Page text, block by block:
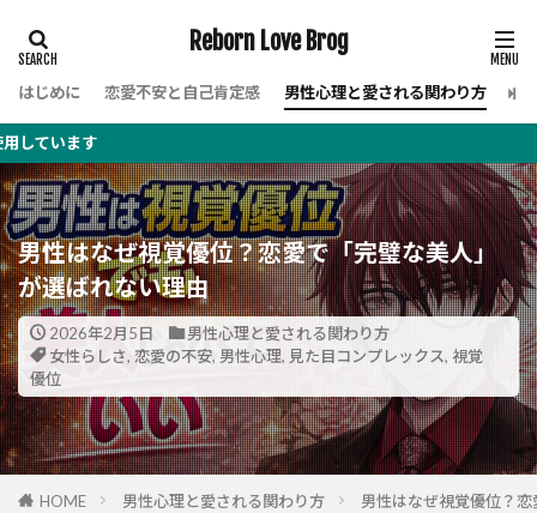
Reborn Love Brog
はじめに 恋愛不安と自己肯定感 男性心理と愛される関わり方 女
男性はなぜ視覚優位？恋愛で「完璧な美人」
が選ばれない理由
2026年2月5日
男性心理と愛される関わり方
女性らしさ, 恋愛の不安, 男性心理, 見た目コンプレックス, 視覚
優位
HOME 男性心理と愛される関わり方 男性はなぜ視覚優位？